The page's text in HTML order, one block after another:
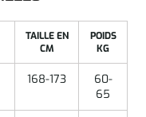
TAILLE EN
CM
POIDS
KG
168-173
60-
65